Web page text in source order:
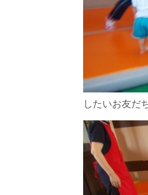
したいお友だ